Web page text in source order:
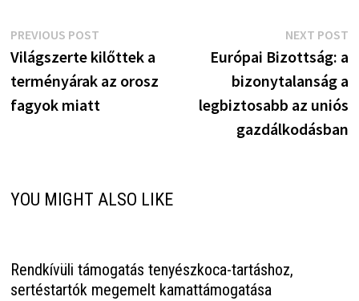
Bejegyzés
navigáció
PREVIOUS POSTPrevious
post:
Világszerte kilőttek a
terményárak az orosz
fagyok miatt
NEXT POST
Európai Bizottság: a
bizonytalanság a
legbiztosabb az uniós
gazdálkodásban
YOU MIGHT ALSO LIKE
Rendkívüli támogatás tenyészkoca-tartáshoz,
sertéstartók megemelt kamattámogatása